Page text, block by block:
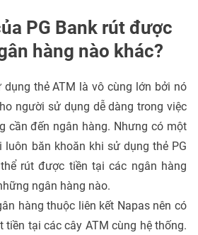
PG Bank rút được
hàng nào khác?
dụng thẻ ATM là vô cùng lớn bởi nó
người sử dụng dễ dàng trong việc
cần đến ngân hàng. Nhưng có một
băn khoăn khi sử dụng thẻ PG
rút được tiền tại các ngân hàng
ngân hàng nào.
hàng thuộc liên kết Napas nên có
tiền tại các cây ATM cùng hệ thống.